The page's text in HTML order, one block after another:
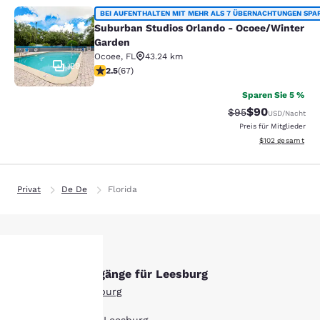
Suburban Studios Orlando -
29
BEI AUFENTHALTEN MIT MEHR ALS 7 ÜBERNACHTUNGEN
Suburban Studios Orlando - Ocoee/Winter
Garden
Ocoee, FL
43.24 km
2.54-Sterne-Bewertung. Mittelmäßig. 67 Bewertungen
2.5(67)
Sparen Sie 5 %
$95Vergünstigter
$90USD/Nacht
Preis für Mitglieder
Geschätzte
$102 gesamt
Privat De De Florida
Andere Suchvorgänge für Leesburg
Alle Hotels in Leesburg